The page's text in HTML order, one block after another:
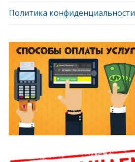
Политика конфиденциальности